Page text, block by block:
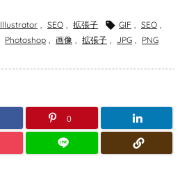
Illustrator SEO 拡張子  GIF SEO
Photoshop 画像 拡張子 JPG PNG
0